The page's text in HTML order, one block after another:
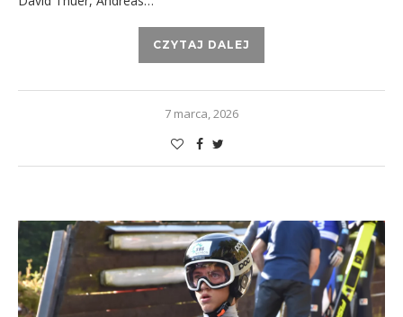
CZYTAJ DALEJ
7 marca, 2026